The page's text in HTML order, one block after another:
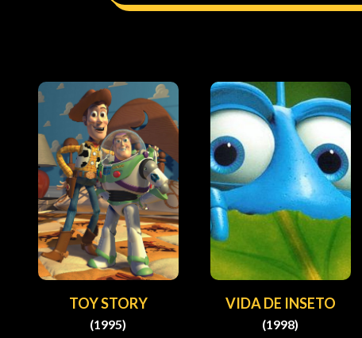
TOY STORY
(1995)
VIDA DE INSETO
(1998)